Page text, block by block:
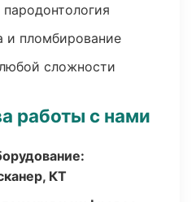
и пломбирование
сложности
работы с нами
КТ